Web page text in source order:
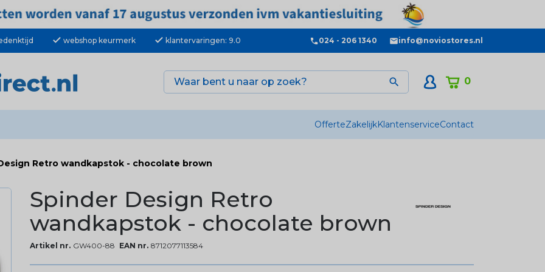
check webshop keurmerk check klantervaringen: 9.0 024 - 206 1340 info@noviostores.nl
0

OfferteZakelijkKlantenserviceContact
Retro wandkapstok - chocolate brown
Spinder Design Retro
wandkapstok - chocolate brown
Artikel nr. GW400-88 EAN nr. 8712077113584